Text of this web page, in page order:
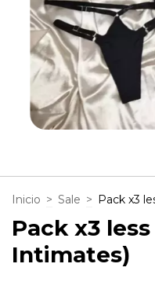
Inicio > Sale > Pack x3
Pack x3
Intimates)